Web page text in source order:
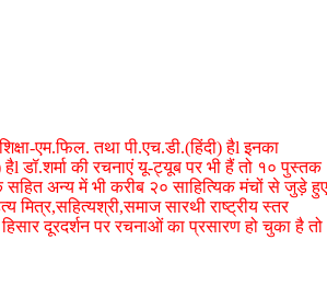
एम.फिल. तथा पी.एच.डी.(हिंदी) हैl इनका
हैl डॉ.शर्मा की रचनाएं यू-ट्यूब पर भी हैं तो १० पुस्तक
अन्य में भी करीब २० साहित्यिक मंचों से जुड़े हुए
मित्र,सहित्यश्री,समाज सारथी राष्ट्रीय स्तर
दूरदर्शन पर रचनाओं का प्रसारण हो चुका है तो